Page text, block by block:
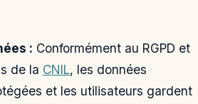
: Conformément au RGPD et
de la CNIL, les données
et les utilisateurs gardent